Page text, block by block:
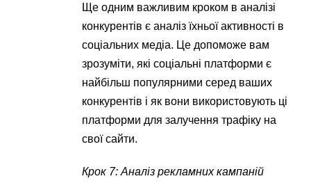
Ще одним важливим кроком в аналізі
конкурентів є аналіз їхньої активності в
соціальних медіа. Це допоможе вам
зрозуміти, які соціальні платформи є
найбільш популярними серед ваших
конкурентів і як вони використовують ці
платформи для залучення трафіку на
свої сайти.
Крок 7: Аналіз рекламних кампаній